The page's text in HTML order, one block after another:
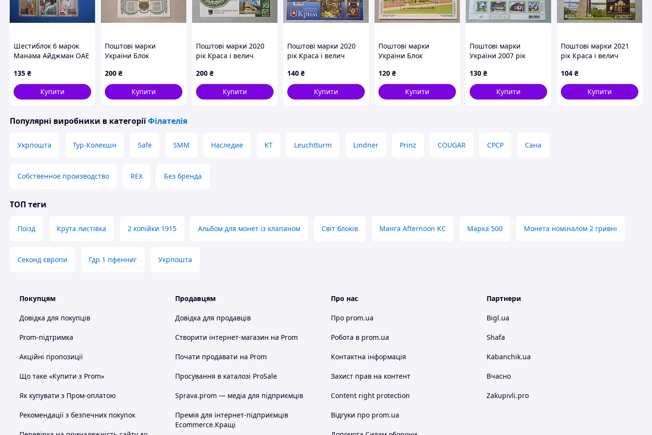
Шестиблок 6 марок
Манама Айджман ОАЕ
французська живопис
Ню MNH
135 ₴
Купити
Поштові марки
України Блок
України 1999 рік
200 ₴
Купити
Поштові марки 2020
рік Краса і велич
Франківська область .
200 ₴
Купити
Поштові марки 2020
рік Краса і велич
республіка Крим .
140 ₴
Купити
Поштові марки
України Блок
технічному
університету України
100 років 1998 рік
120 ₴
Купити
Поштові марки
України 2007 рік
архітектури.
Українська хата
130 ₴
Купити
Поштові марки 2021
рік Краса і велич
область .
104 ₴
Купити
Популярні виробники в категоріїФілателія
Укрпошта Тур-Колекшн Safe SMM Наследие KT Leuchtturm Lindner Prinz COUGAR СРСР Сана
Собственное производство REX Без бренда
ТОП теги
Поїзд Крута листівка 2 копійки 1915 Альбом для монет із клапаном Світ блоків Манга Afternoon KC Марка 500 Монета номіналом 2 гривні
Секонд європи Гдр 1 пфенниг Укрпошта
Покупцям
Довідка для покупців
Prom-підтримка
Акційні пропозиції
Що таке «Купити з Prom»
Як купувати з Пром-оплатою
Рекомендації з безпечних покупок
Продавцям
Довідка для продавців
Створити інтернет-магазин на Prom
Почати продавати на Prom
Просування в каталозі ProSale
Sprava.prom — медіа для підприємців
Премія для інтернет-підприємців
Ecommerce.Кращі
Про нас
Про prom.ua
Робота в prom.ua
Контактна інформація
Захист прав на контент
Content right protection
Відгуки про prom.ua
Партнери
Bigl.ua
Shafa
Kabanchik.ua
Вчасно
Zakupivli.pro